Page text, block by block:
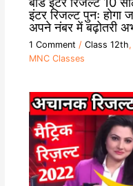
इंटर रिजल्ट पुनः
अपने नंबर में बढ़ोतरी
1 Comment / Class 12th,
MNC Classes